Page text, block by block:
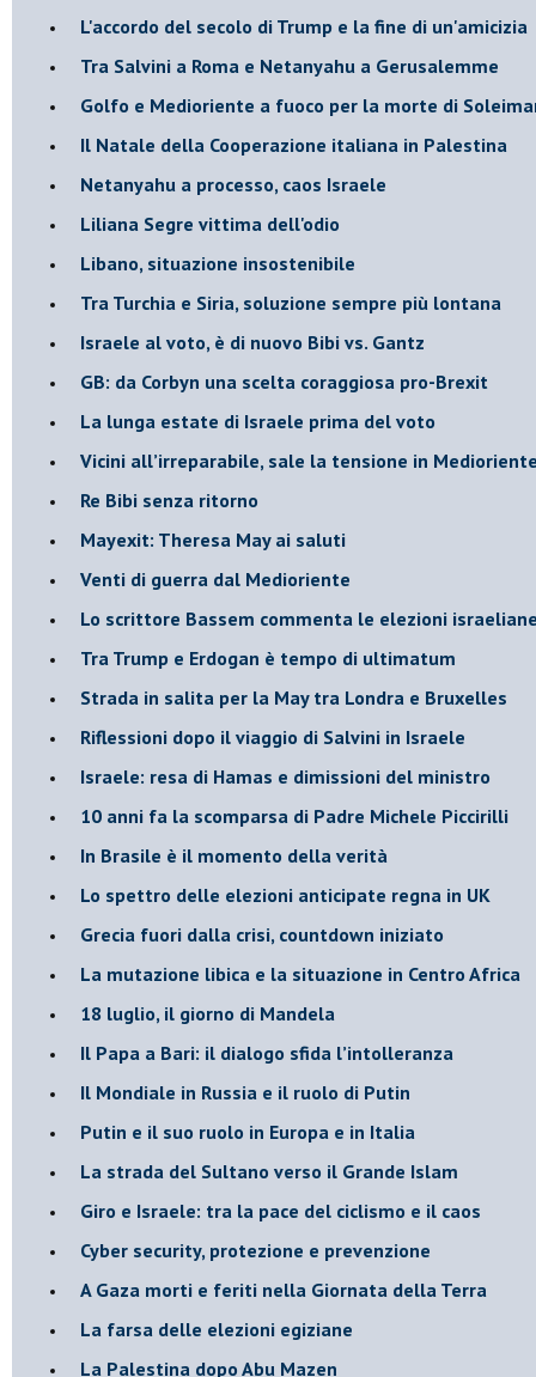
L'accordo del secolo di Trump e la fine di un'amicizia
Tra Salvini a Roma e Netanyahu a Gerusalemme
Golfo e Medioriente a fuoco per la morte di
Il Natale della Cooperazione italiana in Palestina
Netanyahu a processo, caos Israele
Liliana Segre vittima dell'odio
Libano, situazione insostenibile
Tra Turchia e Siria, soluzione sempre più lontana
Israele al voto, è di nuovo Bibi vs. Gantz
GB: da Corbyn una scelta coraggiosa pro-Brexit
La lunga estate di Israele prima del voto
Vicini all’irreparabile, sale la tensione in
Re Bibi senza ritorno
Mayexit: Theresa May ai saluti
Venti di guerra dal Medioriente
Lo scrittore Bassem commenta le elezioni
Tra Trump e Erdogan è tempo di ultimatum
Strada in salita per la May tra Londra e Bruxelles
Riflessioni dopo il viaggio di Salvini in Israele
Israele: resa di Hamas e dimissioni del ministro
10 anni fa la scomparsa di Padre Michele Piccirilli
In Brasile è il momento della verità
Lo spettro delle elezioni anticipate regna in UK
Grecia fuori dalla crisi, countdown iniziato
La mutazione libica e la situazione in Centro Africa
18 luglio, il giorno di Mandela
Il Papa a Bari: il dialogo sfida l’intolleranza
Il Mondiale in Russia e il ruolo di Putin
Putin e il suo ruolo in Europa e in Italia
La strada del Sultano verso il Grande Islam
Giro e Israele: tra la pace del ciclismo e il caos
Cyber security, protezione e prevenzione
A Gaza morti e feriti nella Giornata della Terra
La farsa delle elezioni egiziane
La Palestina dopo Abu Mazen